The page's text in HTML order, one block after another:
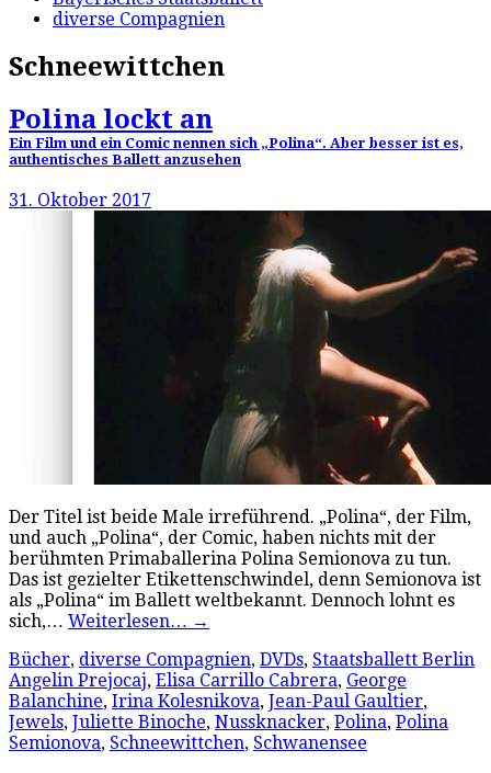
diverse Compagnien
Schneewittchen
Polina lockt an
Ein Film und ein Comic nennen sich „Polina“. Aber besser ist es,
authentisches Ballett anzusehen
31. Oktober 2017
Der Titel ist beide Male irreführend. „Polina“, der Film,
und auch „Polina“, der Comic, haben nichts mit der
berühmten Primaballerina Polina Semionova zu tun.
Das ist gezielter Etikettenschwindel, denn Semionova ist
als „Polina“ im Ballett weltbekannt. Dennoch lohnt es
sich,… Weiterlesen… →
Bücher, diverse Compagnien, DVDs, Staatsballett Berlin
Angelin Prejocaj, Elisa Carrillo Cabrera, George
Balanchine, Irina Kolesnikova, Jean-Paul Gaultier,
Jewels, Juliette Binoche, Nussknacker, Polina, Polina
Semionova, Schneewittchen, Schwanensee